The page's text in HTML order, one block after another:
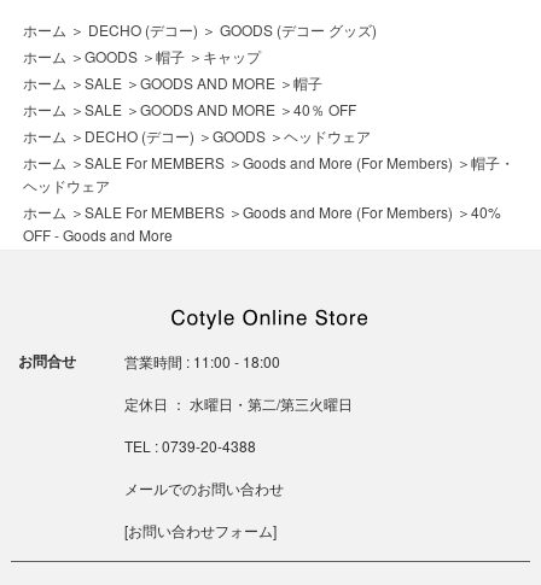
ホーム ＞ DECHO (デコー) ＞ GOODS (デコー グッズ)
ホーム ＞GOODS ＞帽子 ＞ キャップ
ホーム ＞SALE ＞GOODS AND MORE ＞帽子
ホーム ＞SALE ＞GOODS AND MORE ＞40％ OFF
ホーム ＞ DECHO (デコー) ＞GOODS ＞ヘッドウェア
ホーム ＞SALE For MEMBERS ＞Goods and More (For Members) ＞帽子・
ヘッドウェア
ホーム ＞SALE For MEMBERS ＞Goods and More (For Members) ＞40%
OFF - Goods and More
お問合せ 営業時間 : 11:00 - 18:00
定休日 ： 水曜日・第二/第三火曜日
TEL : 0739-20-4388
メールでのお問い合わせ
[お問い合わせフォーム]